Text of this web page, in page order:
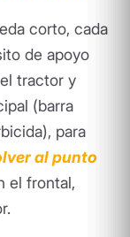
corto, cada
de apoyo
tractor y
(barra
para
al punto
el frontal,